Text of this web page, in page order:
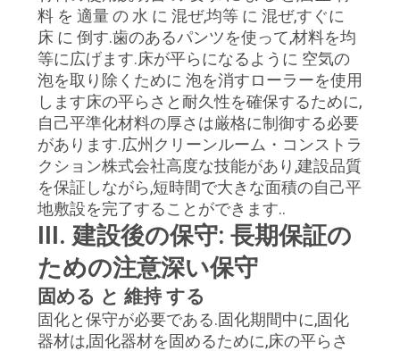
り
を
料 を 適量 の 水 に 混ぜ,均等 に 混ぜ,すぐに
床 に 倒す.歯のあるパンツを使って,材料を均
等に広げます.床が平らになるように 空気の
泡を取り除くために 泡を消すローラーを使用
します床の平らさと耐久性を確保するために,
自己平準化材料の厚さは厳格に制御する必要
があります.広州クリーンルーム・コンストラ
クション株式会社高度な技能があり,建設品質
を保証しながら,短時間で大きな面積の自己平
地敷設を完了することができます..
III. 建設後の保守: 長期保証の
ための注意深い保守
固める と 維持 する
固化と保守が必要である.固化期間中に,固化
器材は,固化器材を固めるために,床の平らさ